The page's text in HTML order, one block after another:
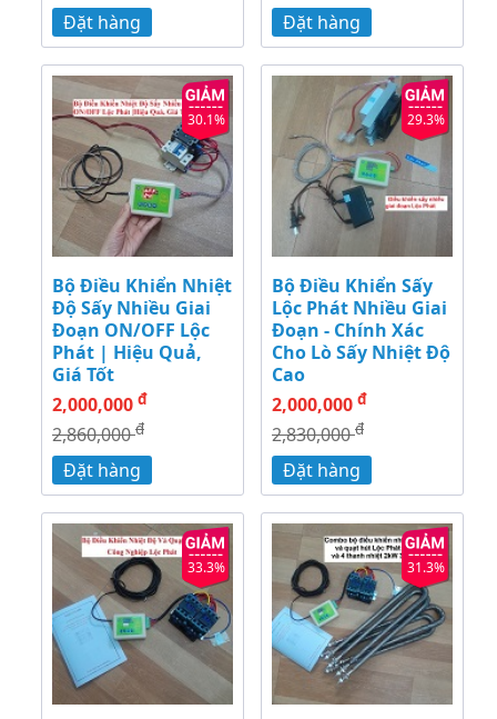
Đặt hàng Đặt hàng
30.1%
Bộ Điều Khiển Nhiệt
Độ Sấy Nhiều Giai
Đoạn ON/OFF Lộc
Phát | Hiệu Quả,
Giá Tốt
2,000,000 đ
2,860,000đ
Đặt hàng
29.3%
Bộ Điều Khiển Sấy
Lộc Phát Nhiều Giai
Đoạn - Chính Xác
Cho Lò Sấy Nhiệt Độ
Cao
2,000,000 đ
2,830,000đ
Đặt hàng
33.3% 31.3%